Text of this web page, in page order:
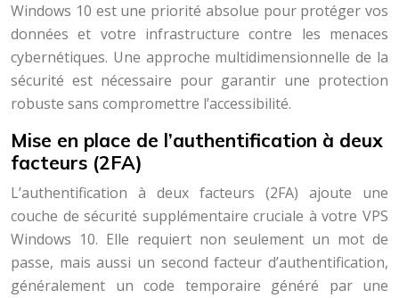
Windows 10 est une priorité absolue pour protéger vos
données et votre infrastructure contre les menaces
cybernétiques. Une approche multidimensionnelle de la
sécurité est nécessaire pour garantir une protection
robuste sans compromettre l’accessibilité.
Mise en place de l’authentification à deux
facteurs (2FA)
L’authentification à deux facteurs (2FA) ajoute une
couche de sécurité supplémentaire cruciale à votre VPS
Windows 10. Elle requiert non seulement un mot de
passe, mais aussi un second facteur d’authentification,
généralement un code temporaire généré par une